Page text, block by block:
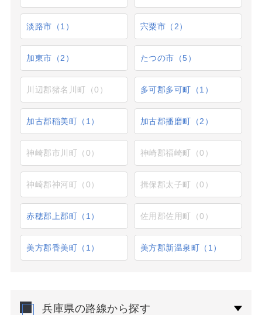
淡路市（1） 宍粟市（2）
加東市（2） たつの市（5）
川辺郡猪名川町（0） 多可郡多可町（1）
加古郡稲美町（1） 加古郡播磨町（2）
神崎郡市川町（0） 神崎郡福崎町（0）
神崎郡神河町（0） 揖保郡太子町（0）
赤穂郡上郡町（1） 佐用郡佐用町（0）
美方郡香美町（1） 美方郡新温泉町（1）
兵庫県の路線から探す